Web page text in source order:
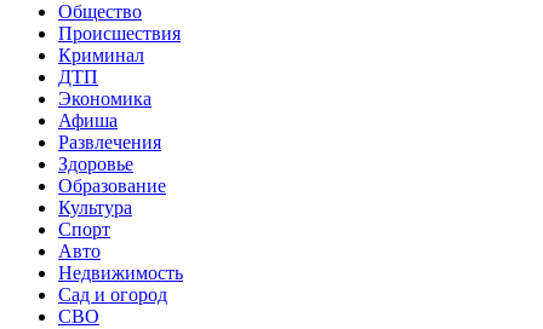
Общество
Происшествия
Криминал
ДТП
Экономика
Афиша
Развлечения
Здоровье
Образование
Культура
Спорт
Авто
Недвижимость
Сад и огород
СВО